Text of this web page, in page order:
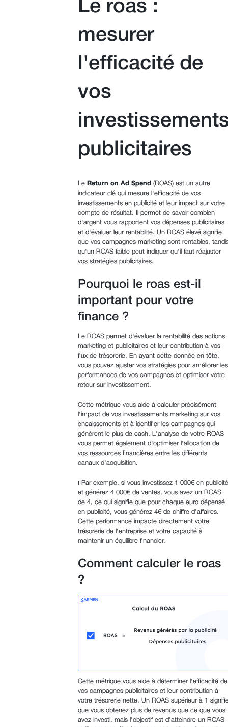
Le roas :
mesurer
l'efficacité de
vos
publicitaires
Le Return on Ad Spend (ROAS) est un autre
indicateur clé qui mesure l'efficacité de vos
investissements en publicité et leur impact sur votre
compte de résultat. Il permet de savoir combien
d'argent vous rapportent vos dépenses publicitaires
et d'évaluer leur rentabilité. Un ROAS élevé signifie
que vos campagnes marketing sont rentables,
qu'un ROAS faible peut indiquer qu'il faut réajuster
vos stratégies publicitaires.
Pourquoi le roas est-il
important pour votre
finance ?
Le ROAS permet d'évaluer la rentabilité des actions
marketing et publicitaires et leur contribution à vos
flux de trésorerie. En ayant cette donnée en tête,
vous pouvez ajuster vos stratégies pour améliorer les
performances de vos campagnes et optimiser votre
retour sur investissement.
Cette métrique vous aide à calculer précisément
l'impact de vos investissements marketing sur vos
encaissements et à identifier les campagnes qui
génèrent le plus de cash. L'analyse de votre ROAS
vous permet également d'optimiser l'allocation de
vos ressources financières entre les différents
canaux d'acquisition.
ℹ️ Par exemple, si vous investissez 1 000€ en publicité
et générez 4 000€ de ventes, vous avez un ROAS
de 4, ce qui signifie que pour chaque euro dépensé
en publicité, vous générez 4€ de chiffre d'affaires.
Cette performance impacte directement votre
trésorerie de l'entreprise et votre capacité à
maintenir un équilibre financier.
Comment calculer le roas
?
Cette métrique vous aide à déterminer l'efficacité de
vos campagnes publicitaires et leur contribution à
votre trésorerie nette. Un ROAS supérieur à 1
que vous obtenez plus de revenus que ce que vous
avez investi, mais l'objectif est d'atteindre un ROAS